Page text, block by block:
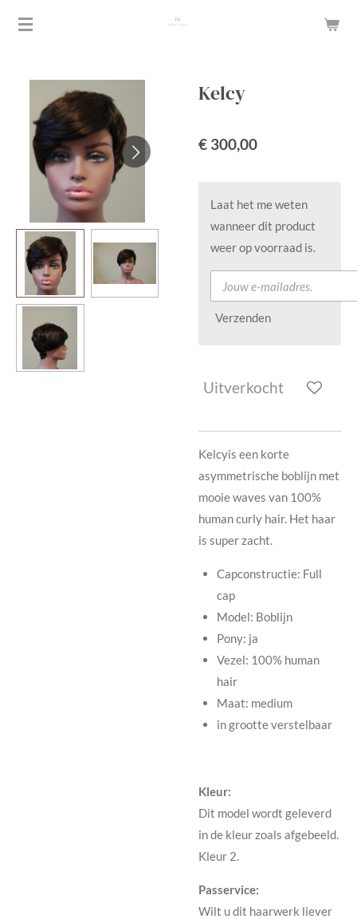
Ga
hoofdinhoud
Kelcy
€ 300,00
Laat het me weten
wanneer dit product
weer op voorraad is.
Verzenden
Uitverkocht
Kelcyis een korte
asymmetrische boblijn met
mooie waves van 100%
human curly hair. Het haar
is super zacht.
Capconstructie: Full
cap
Model: Boblijn
Pony: ja
Vezel: 100% human
hair
Maat: medium
in grootte verstelbaar
Kleur:
Dit model wordt geleverd
in de kleur zoals afgebeeld.
Kleur 2.
Passervice:
Wilt u dit haarwerk liever